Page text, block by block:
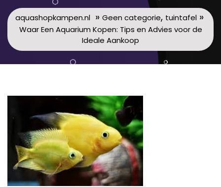
aquashopkampen.nl» Geen categorie, tuintafel»
Waar Een Aquarium Kopen: Tips en Advies voor de
Ideale Aankoop